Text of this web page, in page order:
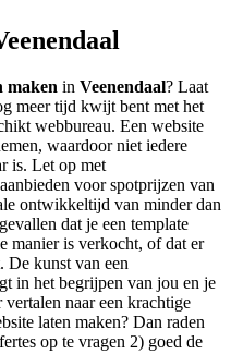
maken in Veenendaal? Laat
meer tijd kwijt bent met het
webbureau. Een website
waardoor niet iedere
is. Let op met
voor spotprijzen van
ontwikkeltijd van minder dan
dat je een template
manier is verkocht, of dat er
De kunst van een
in het begrijpen van jou en je
naar een krachtige
laten maken? Dan raden
op te vragen 2) goed de